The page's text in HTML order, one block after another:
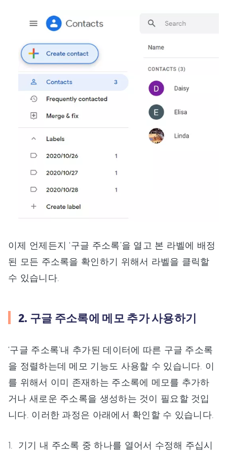
이제 언제든지 ‘구글 주소록’을 열고 본 라벨에 배정
된 모든 주소록을 확인하기 위해서 라벨을 클릭할
수 있습니다.
2. 구글 주소록에 메모 추가 사용하기
‘구글 주소록’내 추가된 데이터에 따른 구글 주소록
을 정렬하는데 메모 기능도 사용할 수 있습니다. 이
를 위해서 이미 존재하는 주소록에 메모를 추가하
거나 새로운 주소록을 생성하는 것이 필요할 것입
니다. 이러한 과정은 아래에서 확인할 수 있습니다.
기기 내 주소록 중 하나를 열어서 수정해 주십시